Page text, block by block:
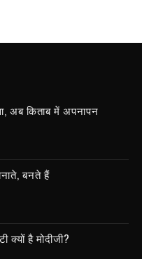
अब किताब में अपनापन
बनते हैं
क्यों है मोदीजी?